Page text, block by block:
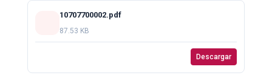
10707700002.pdf
87.53 KB
Descargar